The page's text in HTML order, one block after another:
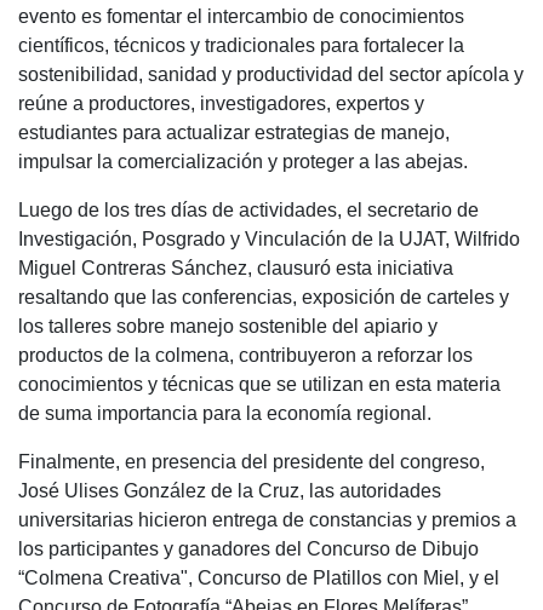
evento es fomentar el intercambio de conocimientos
científicos, técnicos y tradicionales para fortalecer la
sostenibilidad, sanidad y productividad del sector apícola y
reúne a productores, investigadores, expertos y
estudiantes para actualizar estrategias de manejo,
impulsar la comercialización y proteger a las abejas.
Luego de los tres días de actividades, el secretario de
Investigación, Posgrado y Vinculación de la UJAT, Wilfrido
Miguel Contreras Sánchez, clausuró esta iniciativa
resaltando que las conferencias, exposición de carteles y
los talleres sobre manejo sostenible del apiario y
productos de la colmena, contribuyeron a reforzar los
conocimientos y técnicas que se utilizan en esta materia
de suma importancia para la economía regional.
Finalmente, en presencia del presidente del congreso,
José Ulises González de la Cruz, las autoridades
universitarias hicieron entrega de constancias y premios a
los participantes y ganadores del Concurso de Dibujo
“Colmena Creativa", Concurso de Platillos con Miel, y el